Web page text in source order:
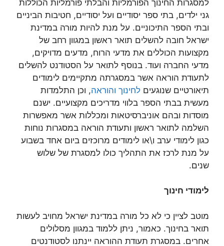
למסגרות החינוך הפורמליות והבלתי פורמליות הכוללות
גני ילדים, בתי ספר יסודיים ועל יסודיים, חטיבות הביניים
ובתי הספר התיכוניים. על מנת להיות מורה במדינת
ישראל חובה להשלים תואר ראשון במגוון רחב של
מקצועות הכוללים את מדעי הרוח, מדעים מדויקים,
מדעי החברה ועוד. בנוסף לתואר על הסטודנט להשלים
לתעודת הוראה אשר במסגרתה מתקיימים לימודים
תיאורטיים שנוגעים לחינוך והוראה, וכן התלמדות
מעשית בבתי הספר בלווי מדריכים מקצועיים. ישנם
מוסדות ובהם אוניברסיטאות ומכללות אשר מאפשרות
השלמה לתואר ראשון ותעודת הוראה במסגרות נוחות
כגון לימודי ערב ו\או לימודים מרוכזים ביום אחד בשבוע
על מנת לרכז את התהליך כולו למסגרת של שלוש
שנים.
לימודי חינוך
מוטב לציין כי לא כל מורה במדינת ישראל מחויב לעשות
תואר בחינוך. כאמור, ניתן ללמוד במגוון מסלולים
אחרים. במסגרת תעודת ההוראה יינתנו לסטודנטים